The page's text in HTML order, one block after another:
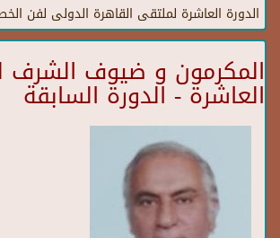
الدورة العاشرة لملتقى القاهرة الدولى لفن
المكرمون و ضيوف الشرف
العاشرة - الدورة السابقة